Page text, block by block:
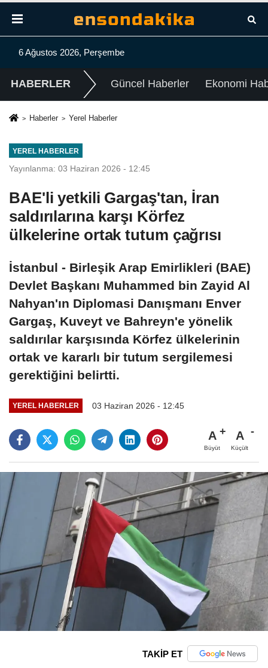
6 Ağustos 2026, Perşembe
HABERLER Güncel Haberler Ekonomi
Haberler Yerel Haberler
YEREL HABERLER
Yayınlanma: 03 Haziran 2026 - 12:45
BAE'li yetkili Gargaş'tan, İran
saldırılarına karşı Körfez
ülkelerine ortak tutum çağrısı
İstanbul - Birleşik Arap Emirlikleri (BAE)
Devlet Başkanı Muhammed bin Zayid Al
Nahyan'ın Diplomasi Danışmanı Enver
Gargaş, Kuveyt ve Bahreyn'e yönelik
saldırılar karşısında Körfez ülkelerinin
ortak ve kararlı bir tutum sergilemesi
gerektiğini belirtti.
YEREL HABERLER 03 Haziran 2026 - 12:45
A
Büyüt
A
Küçült
TAKİP ET